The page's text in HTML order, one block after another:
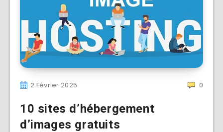
2 Février 2025 0
10 sites d’hébergement
d’images gratuits